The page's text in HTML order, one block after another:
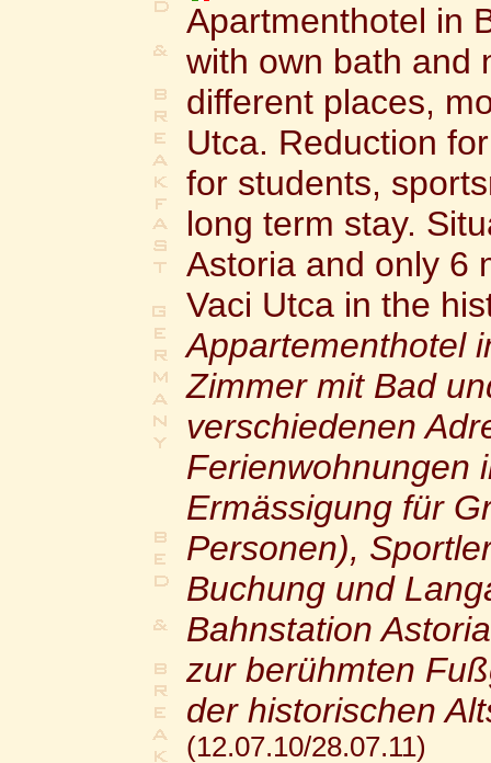
Apartmenthotel in
with own bath and
different places,
Utca. Reduction
for students,
long term stay.
Astoria and only 6
Vaci Utca in the
Appartementhotel
Zimmer mit Bad
verschiedenen
Ferienwohnungen
Ermässigung für
Personen),
Buchung und
Bahnstation
zur berühmten
der historischen
(12.07.10/28.07.11)